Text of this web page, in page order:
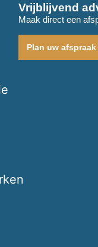
Vrijblijvend
Maak direct een
Plan uw afspraak